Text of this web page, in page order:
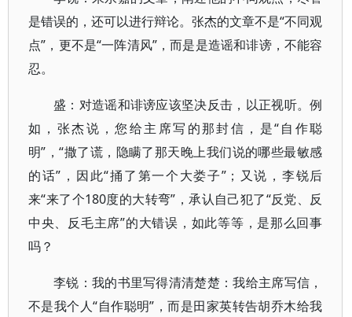
是错误的，还可以进行辩论。张杰的文章不是“不同观
点”，更不是“一阵清风”，而是是造谣和诽谤，不能容
忍。
盛：对造谣和诽谤应该坚决反击，以正视听。例
如，张杰说，您给主席写的那封信，是“自作聪
明”，“撒了谎，隐瞒了那天晚上我们说的哪些最敏感
的话”，因此“捅了第一个大娄子”；又说，李锐后
来“来了个180度的大转弯”，承认自己犯了“反党、反
中央、反毛主席”的大错误，如此等等，是那么回事
吗？
李锐：我的书里写得清清楚楚：我给主席写信，
不是我个人“自作聪明”，而是田家英转告胡乔木给我